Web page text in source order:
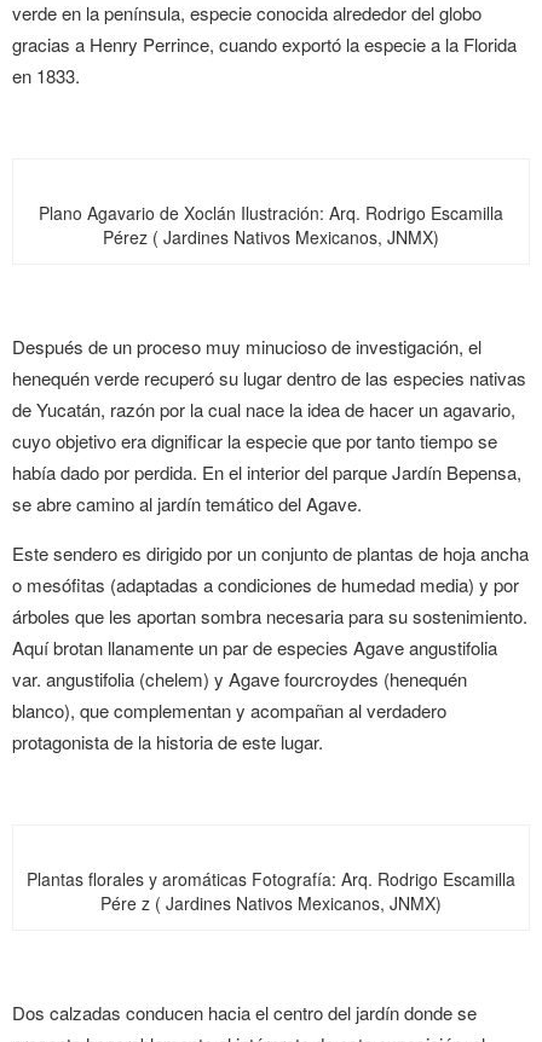
verde en la península, especie conocida alrededor del globo
gracias a Henry Perrince, cuando exportó la especie a la Florida
en 1833.
Plano Agavario de Xoclán Ilustración: Arq. Rodrigo Escamilla
Pérez ( Jardines Nativos Mexicanos, JNMX)
Después de un proceso muy minucioso de investigación, el
henequén verde recuperó su lugar dentro de las especies nativas
de Yucatán, razón por la cual nace la idea de hacer un agavario,
cuyo objetivo era dignificar la especie que por tanto tiempo se
había dado por perdida. En el interior del parque Jardín Bepensa,
se abre camino al jardín temático del Agave.
Este sendero es dirigido por un conjunto de plantas de hoja ancha
o mesófitas (adaptadas a condiciones de humedad media) y por
árboles que les aportan sombra necesaria para su sostenimiento.
Aquí brotan llanamente un par de especies Agave angustifolia
var. angustifolia (chelem) y Agave fourcroydes (henequén
blanco), que complementan y acompañan al verdadero
protagonista de la historia de este lugar.
Plantas florales y aromáticas Fotografía: Arq. Rodrigo Escamilla
Pére z ( Jardines Nativos Mexicanos, JNMX)
Dos calzadas conducen hacia el centro del jardín donde se